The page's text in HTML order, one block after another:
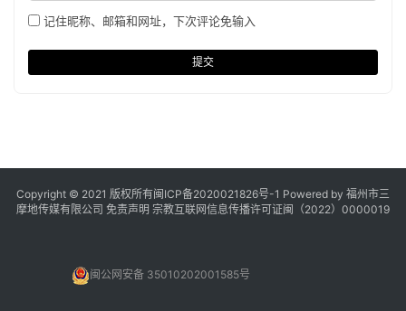
记住昵称、邮箱和网址，下次评论免输入
提交
Copyright © 2021 版权所有闽ICP备2020021826号-1 Powered by 福州市三
摩地传媒有限公司 免责声明 宗教互联网信息传播许可证闽（2022）0000019
闽公网安备 35010202001585号